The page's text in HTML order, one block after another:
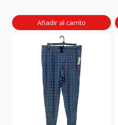
Añadir al carrito